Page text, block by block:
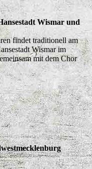
Wismar und
findet traditionell am
Wismar im
mit dem Chor